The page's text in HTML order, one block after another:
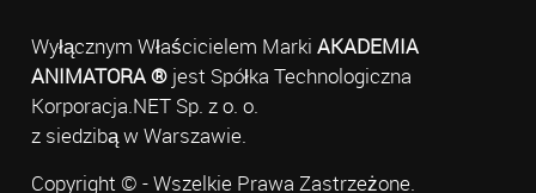
Wyłącznym Właścicielem Marki AKADEMIA
ANIMATORA ®jest Spółka Technologiczna
Korporacja.NET Sp. z o. o.
z siedzibą w Warszawie.
Copyright © - Wszelkie Prawa Zastrzeżone.